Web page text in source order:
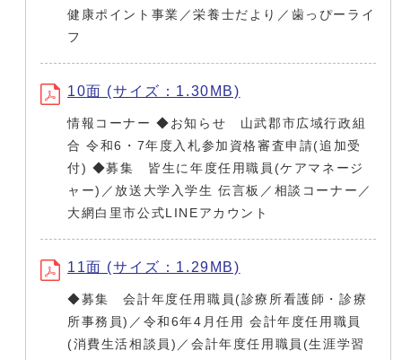
健康ポイント事業／栄養士だより／歯っぴーライ
フ
10面 (サイズ：1.30MB)
情報コーナー ◆お知らせ 山武郡市広域行政組
合 令和6・7年度入札参加資格審査申請(追加受
付) ◆募集 皆生に年度任用職員(ケアマネージ
ャー)／放送大学入学生 伝言板／相談コーナー／
大網白里市公式LINEアカウント
11面 (サイズ：1.29MB)
◆募集 会計年度任用職員(診療所看護師・診療
所事務員)／令和6年4月任用 会計年度任用職員
(消費生活相談員)／会計年度任用職員(生涯学習